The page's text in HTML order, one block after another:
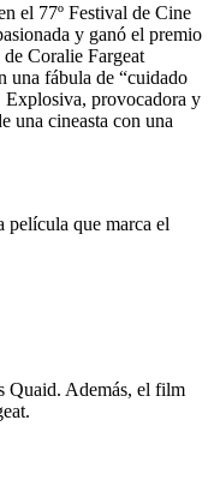
el 77º Festival de Cine
y ganó el premio
Coralie Fargeat
una fábula de “cuidado
Explosiva, provocadora y
una cineasta con una
película que marca el
Quaid. Además, el film